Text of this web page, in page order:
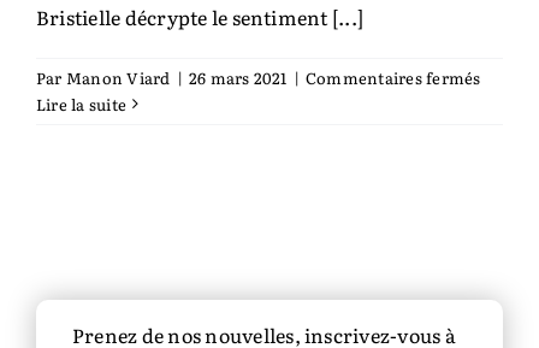
Bristielle décrypte le senti­ment [...]
Par Manon Viard | 26 mars 2021 | Commentaires ferméssur
Lire la suite
Prenez de nos nouvelles, inscrivez-vous à